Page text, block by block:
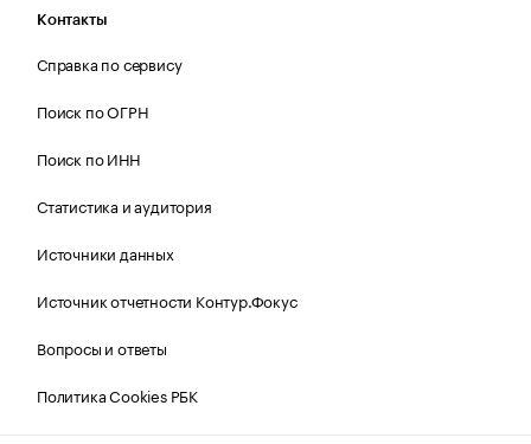
Контакты
Справка по сервису
Поиск по ОГРН
Поиск по ИНН
Статистика и аудитория
Источники данных
Источник отчетности Контур.Фокус
Вопросы и ответы
Политика Cookies РБК